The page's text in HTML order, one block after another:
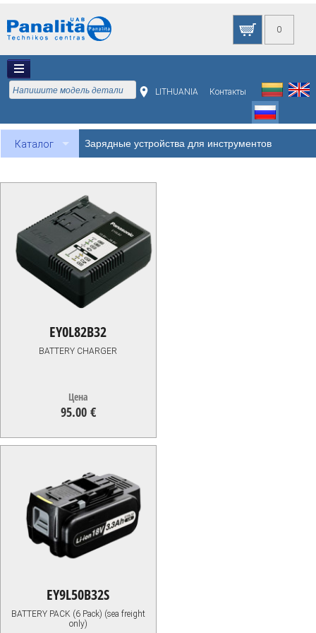
0
LITHUANIA Контакты
Каталог Зарядные устройства для инструментов
EY0L82B32
BATTERY CHARGER
Цена
95.00 €
95.00€
EY9L50B32S
BATTERY PACK (6 Pack) (sea freight
only)